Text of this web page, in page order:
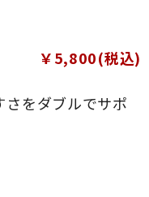
をダブルでサポ
￥5,800(税込)